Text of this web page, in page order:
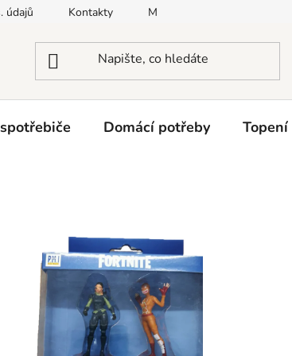
údajů Kontakty Moje objednávka
Domácí potřeby Topení